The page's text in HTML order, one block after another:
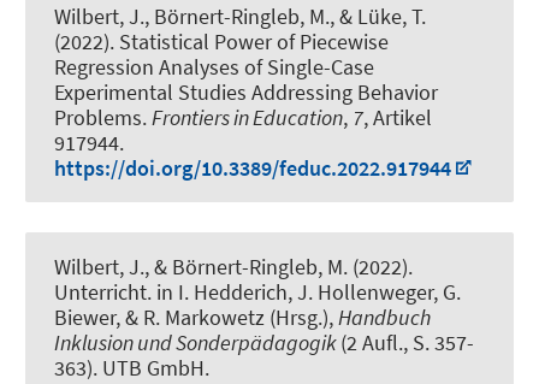
Wilbert, J., Börnert-Ringleb, M., & Lüke, T.
(2022). Statistical Power of Piecewise
Regression Analyses of Single-Case
Experimental Studies Addressing Behavior
Problems.Frontiers in Education, 7, Artikel
917944.
https://doi.org/10.3389/feduc.2022.917944
Wilbert, J., & Börnert-Ringleb, M. (2022).
Unterricht. in I. Hedderich, J. Hollenweger, G.
Biewer, & R. Markowetz (Hrsg.),Handbuch
Inklusion und Sonderpädagogik(2 Aufl., S. 357-
363). UTB GmbH.